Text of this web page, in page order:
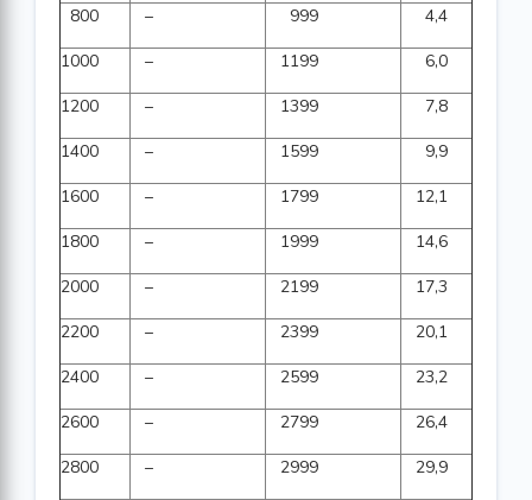
800
– 999
4,4
1000
– 1199
6,0
1200
– 1399
7,8
1400
– 1599
9,9
1600
– 1799
12,1
1800
– 1999
14,6
2000
– 2199
17,3
2200
– 2399
20,1
2400
– 2599
23,2
2600
– 2799
26,4
2800
– 2999
29,9